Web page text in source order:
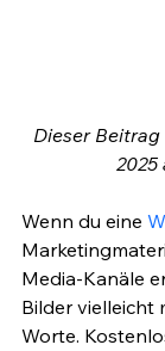
Dieser
2025
Wenn du eine
Media-Kanäle
Bilder vielleicht
Worte.